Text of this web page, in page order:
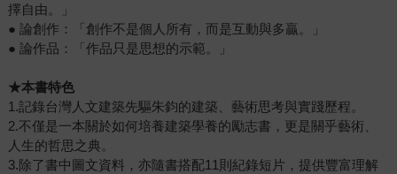
擇自由。」
● 論創作：「創作不是個人所有，而是互動與多贏。」
● 論作品：「作品只是思想的示範。」
★本書特色
1.記錄台灣人文建築先驅朱鈞的建築、藝術思考與實踐歷程。
2.不僅是一本關於如何培養建築學養的勵志書，更是關乎藝術、
人生的哲思之典。
3.除了書中圖文資料，亦隨書搭配11則紀錄短片，提供豐富理解